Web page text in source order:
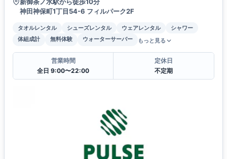
神田神保町1丁目54-6 フィルパーク2F
タオルレンタル シューズレンタル ウェアレンタル
シャワー
体組成計
無料体験 ウォーターサーバー もっと見る
営業時間
全日 9:00〜22:00
定休日
不定期